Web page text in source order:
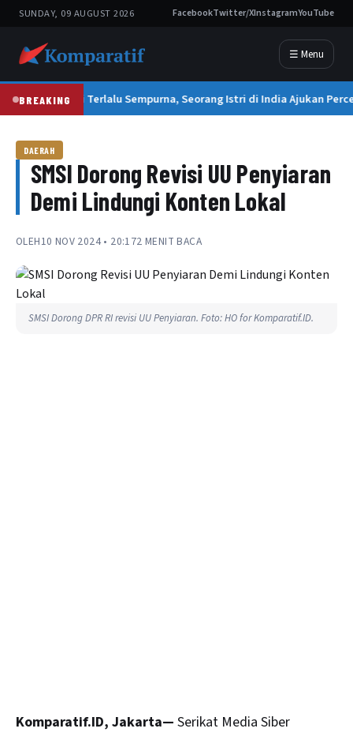
SUNDAY, 09 AUGUST 2026 FacebookTwitter/XInstagramYouTube
☰ Menu
BREAKINGSuami Terlalu Sempurna, Seorang Istri di India Ajukan
DAERAH
SMSI Dorong Revisi UU Penyiaran
Demi Lindungi Konten Lokal
OLEH10 NOV 2024 • 20:172 MENIT BACA
SMSI Dorong DPR RI revisi UU Penyiaran. Foto: HO for Komparatif.ID.
Komparatif.ID, Jakarta— Serikat Media Siber